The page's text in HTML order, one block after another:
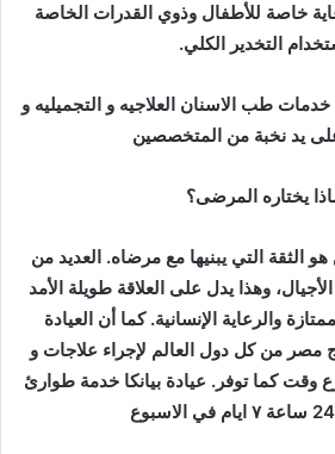
خاصة للأطفال وذوي القدرات الخاصة
التخدير الكلي.
خدمات طب الاسنان العلاجيه و التجميليه و
على يد نخبة من المتخصصين
يختاره المرضى؟
الثقة التي يبنيها مع مرضاه. العديد من
وهذا يدل على العلاقة طويلة الأمد
والرعاية الإنسانية. كما أن العيادة
من كل دول العالم لإجراء علاجات و
وقت كما توفر. عيادة بيانكا خدمة طوارئ